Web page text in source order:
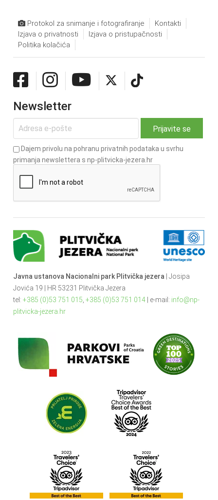
Protokol za snimanje i fotografiranje
Kontakti
Izjava o privatnosti
Izjava o pristupačnosti
Politika kolačića
Newsletter
Dajem privolu na pohranu privatnih podataka u svrhu
primanja newslettera s np-plitvicka-jezera.hr
Javna ustanova Nacionalni park Plitvička jezera | Josipa
Jovića 19 | HR 53231 Plitvička Jezera
tel: +385 (0)53 751 015 +385 (0)53 751 014| e-mail: info@np-
plitvicka-jezera.hr